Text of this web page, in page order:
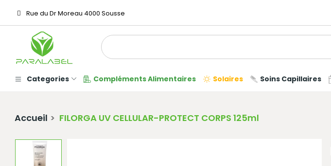
Rue du Dr Moreau 4000 Sousse
Categories Compléments Alimentaires Solaires Soins Capillaires
Accueil FILORGA UV CELLULAR-PROTECT CORPS 125ml